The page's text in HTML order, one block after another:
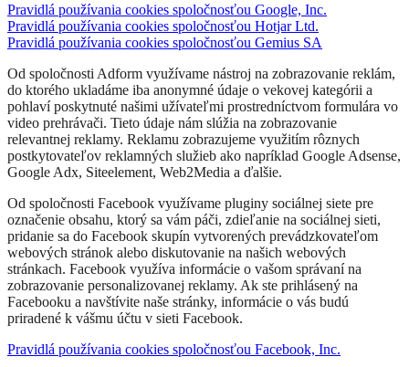
Pravidlá používania cookies spoločnosťou Google, Inc.
Pravidlá používania cookies spoločnosťou Hotjar Ltd.
Pravidlá používania cookies spoločnosťou Gemius SA
Od spoločnosti Adform využívame nástroj na zobrazovanie reklám,
do ktorého ukladáme iba anonymné údaje o vekovej kategórii a
pohlaví poskytnuté našimi užívateľmi prostredníctvom formulára vo
video prehrávači. Tieto údaje nám slúžia na zobrazovanie
relevantnej reklamy. Reklamu zobrazujeme využitím rôznych
postkytovateľov reklamných služieb ako napríklad Google Adsense,
Google Adx, Siteelement, Web2Media a ďalšie.
Od spoločnosti Facebook využívame pluginy sociálnej siete pre
označenie obsahu, ktorý sa vám páči, zdieľanie na sociálnej sieti,
pridanie sa do Facebook skupín vytvorených prevádzkovateľom
webových stránok alebo diskutovanie na našich webových
stránkach. Facebook využíva informácie o vašom správaní na
zobrazovanie personalizovanej reklamy. Ak ste prihlásený na
Facebooku a navštívite naše stránky, informácie o vás budú
priradené k vášmu účtu v sieti Facebook.
Pravidlá používania cookies spoločnosťou Facebook, Inc.